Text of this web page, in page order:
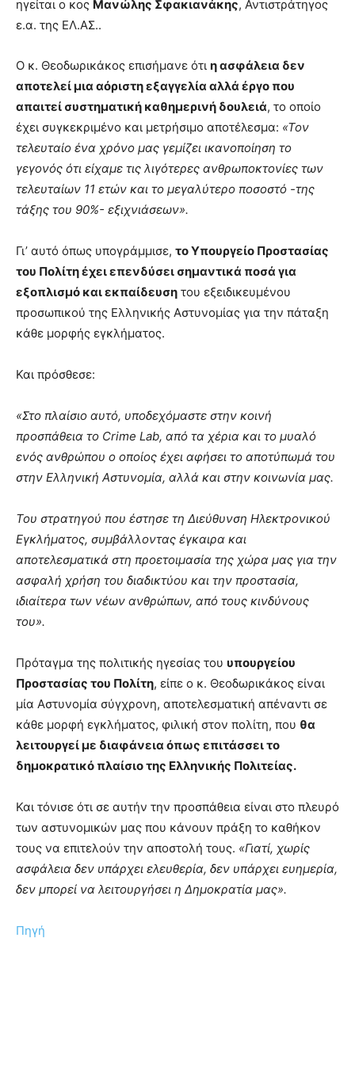
ηγείται ο κος Μανώλης Σφακιανάκης, Αντιστράτηγος
ε.α. της ΕΛ.ΑΣ..
Ο κ. Θεοδωρικάκος επισήμανε ότι η ασφάλεια δεν
αποτελεί μια αόριστη εξαγγελία αλλά έργο που
απαιτεί συστηματική καθημερινή δουλειά, το οποίο
έχει συγκεκριμένο και μετρήσιμο αποτέλεσμα: «Τον
τελευταίο ένα χρόνο μας γεμίζει ικανοποίηση το
γεγονός ότι είχαμε τις λιγότερες ανθρωποκτονίες των
τελευταίων 11 ετών και το μεγαλύτερο ποσοστό -της
τάξης του 90%- εξιχνιάσεων».
Γι’ αυτό όπως υπογράμμισε, το Υπουργείο Προστασίας
του Πολίτη έχει επενδύσει σημαντικά ποσά για
εξοπλισμό και εκπαίδευση του εξειδικευμένου
προσωπικού της Ελληνικής Αστυνομίας για την πάταξη
κάθε μορφής εγκλήματος.
Και πρόσθεσε:
«Στο πλαίσιο αυτό, υποδεχόμαστε στην κοινή
προσπάθεια το Crime Lab, από τα χέρια και το μυαλό
ενός ανθρώπου ο οποίος έχει αφήσει το αποτύπωμά του
στην Ελληνική Αστυνομία, αλλά και στην κοινωνία μας.
Του στρατηγού που έστησε τη Διεύθυνση Ηλεκτρονικού
Εγκλήματος, συμβάλλοντας έγκαιρα και
αποτελεσματικά στη προετοιμασία της χώρα μας για την
ασφαλή χρήση του διαδικτύου και την προστασία,
ιδιαίτερα των νέων ανθρώπων, από τους κινδύνους
του».
Πρόταγμα της πολιτικής ηγεσίας του υπουργείου
Προστασίας του Πολίτη, είπε ο κ. Θεοδωρικάκος είναι
μία Αστυνομία σύγχρονη, αποτελεσματική απέναντι σε
κάθε μορφή εγκλήματος, φιλική στον πολίτη, που θα
λειτουργεί με διαφάνεια όπως επιτάσσει το
δημοκρατικό πλαίσιο της Ελληνικής Πολιτείας.
Και τόνισε ότι σε αυτήν την προσπάθεια είναι στο πλευρό
των αστυνομικών μας που κάνουν πράξη το καθήκον
τους να επιτελούν την αποστολή τους. «Γιατί, χωρίς
ασφάλεια δεν υπάρχει ελευθερία, δεν υπάρχει ευημερία,
δεν μπορεί να λειτουργήσει η Δημοκρατία μας».
Πηγή